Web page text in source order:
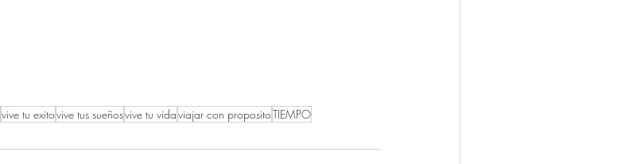
vive tu exitovive tus sueñosvive tu vidaviajar con propositoTIEMPO